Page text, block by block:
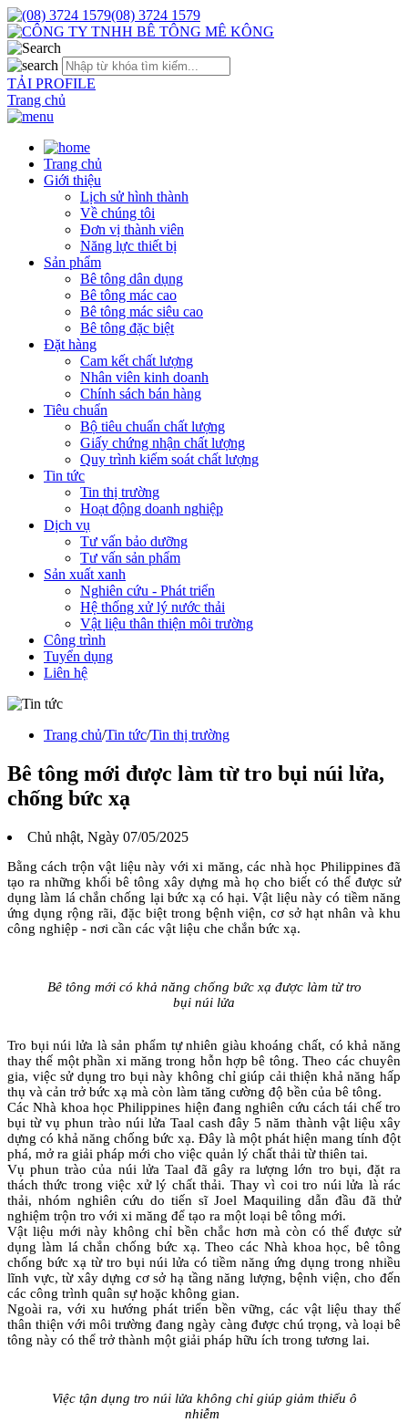
(08) 3724 1579
TẢI PROFILE
Trang chủ
Trang chủ
Giới thiệu
Lịch sử hình thành
Về chúng tôi
Đơn vị thành viên
Năng lực thiết bị
Sản phẩm
Bê tông dân dụng
Bê tông mác cao
Bê tông mác siêu cao
Bê tông đặc biệt
Đặt hàng
Cam kết chất lượng
Nhân viên kinh doanh
Chính sách bán hàng
Tiêu chuẩn
Bộ tiêu chuẩn chất lượng
Giấy chứng nhận chất lượng
Quy trình kiếm soát chất lượng
Tin tức
Tin thị trường
Hoạt động doanh nghiệp
Dịch vụ
Tư vấn bảo dưỡng
Tư vấn sản phẩm
Sản xuất xanh
Nghiên cứu - Phát triển
Hệ thống xử lý nước thải
Vật liệu thân thiện môi trường
Công trình
Tuyển dụng
Liên hệ
Trang chủ/Tin tức/Tin thị trường
Bê tông mới được làm từ tro bụi núi lửa,
chống bức xạ
Chủ nhật, Ngày 07/05/2025
Bằng cách trộn vật liệu này với xi măng, các nhà học Philippines đã
tạo ra những khối bê tông xây dựng mà họ cho biết có thể được sử
dụng làm lá chắn chống lại bức xạ có hại. Vật liệu này có tiềm năng
ứng dụng rộng rãi, đặc biệt trong bệnh viện, cơ sở hạt nhân và khu
công nghiệp - nơi cần các vật liệu che chắn bức xạ.
Bê tông mới có khả năng chống bức xạ được làm từ tro
bụi núi lửa
Tro bụi núi lửa là sản phẩm tự nhiên giàu khoáng chất, có khả năng
thay thế một phần xi măng trong hỗn hợp bê tông. Theo các chuyên
gia, việc sử dụng tro bụi này không chỉ giúp cải thiện khả năng hấp
thụ và cản trở bức xạ mà còn làm tăng cường độ bền của bê tông.
Các Nhà khoa học Philippines hiện đang nghiên cứu cách tái chế tro
bụi từ vụ phun trào núi lửa Taal cash đây 5 năm thành vật liệu xây
dựng có khả năng chống bức xạ. Đây là một phát hiện mang tính đột
phá, mở ra giải pháp mới cho việc quản lý chất thải từ thiên tai.
Vụ phun trào của núi lửa Taal đã gây ra lượng lớn tro bụi, đặt ra
thách thức trong việc xử lý chất thải. Thay vì coi tro núi lửa là rác
thải, nhóm nghiên cứu do tiến sĩ Joel Maquiling dẫn đầu đã thử
nghiệm trộn tro với xi măng để tạo ra một loại bê tông mới.
Vật liệu mới này không chỉ bền chắc hơn mà còn có thể được sử
dụng làm lá chắn chống bức xạ. Theo các Nhà khoa học, bê tông
chống bức xạ từ tro bụi núi lửa có tiềm năng ứng dụng trong nhiều
lĩnh vực, từ xây dựng cơ sở hạ tầng năng lượng, bệnh viện, cho đến
các công trình quân sự hoặc không gian.
Ngoài ra, với xu hướng phát triển bền vững, các vật liệu thay thế
thân thiện với môi trường đang ngày càng được chú trọng, và loại bê
tông này có thể trở thành một giải pháp hữu ích trong tương lai.
Việc tận dụng tro núi lửa không chỉ giúp giảm thiểu ô
nhiễm